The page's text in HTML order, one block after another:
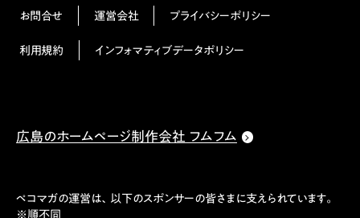
お問合せ 運営会社 プライバシーポリシー
利用規約 インフォマティブデータポリシー
広島のホームページ制作会社 フムフム
ペコマガの運営は、以下のスポンサーの皆さまに支えられています。
※順不同